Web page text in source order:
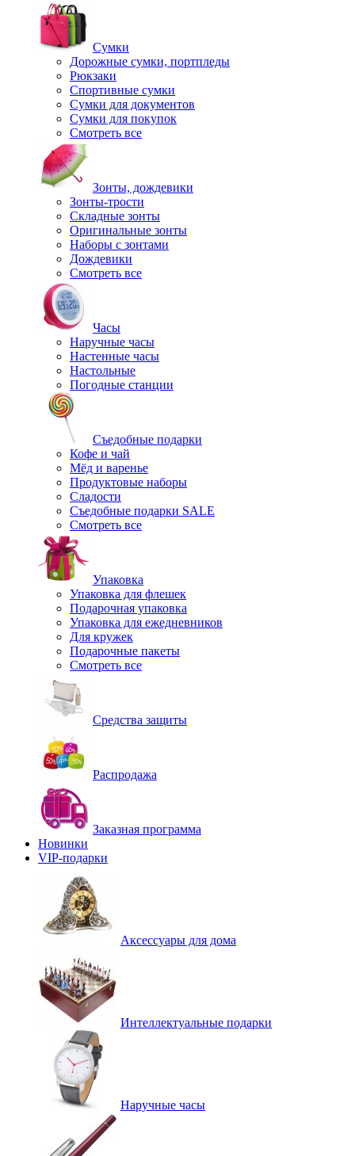
Сумки
Дорожные сумки, портпледы
Рюкзаки
Спортивные сумки
Сумки для документов
Сумки для покупок
Смотреть все
Зонты, дождевики
Зонты-трости
Складные зонты
Оригинальные зонты
Наборы с зонтами
Дождевики
Смотреть все
Часы
Наручные часы
Настенные часы
Настольные
Погодные станции
Съедобные подарки
Кофе и чай
Мёд и варенье
Продуктовые наборы
Сладости
Съедобные подарки SALE
Смотреть все
Упаковка
Упаковка для флешек
Подарочная упаковка
Упаковка для ежедневников
Для кружек
Подарочные пакеты
Смотреть все
Средства защиты
Распродажа
Заказная программа
Новинки
VIP-подарки
Аксессуары для дома
Интеллектуальные подарки
Наручные часы